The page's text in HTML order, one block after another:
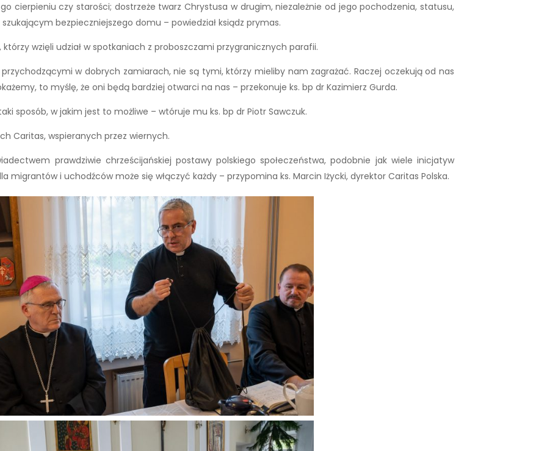
cierpieniu czy starości; dostrzeże twarz Chrystusa w drugim, niezależnie od jego pochodzenia, statusu,
bezpieczniejszego domu – powiedział ksiądz prymas.
wzięli udział w spotkaniach z proboszczami przygranicznych parafii.
w dobrych zamiarach, nie są tymi, którzy mieliby nam zagrażać. Raczej oczekują od nas
to myślę, że oni będą bardziej otwarci na nas – przekonuje ks. bp dr Kazimierz Gurda.
sposób, w jakim jest to możliwe – wtóruje mu ks. bp dr Piotr Sawczuk.
Caritas, wspieranych przez wiernych.
prawdziwie chrześcijańskiej postawy polskiego społeczeństwa, podobnie jak wiele inicjatyw
i uchodźców może się włączyć każdy – przypomina ks. Marcin Iżycki, dyrektor Caritas Polska.